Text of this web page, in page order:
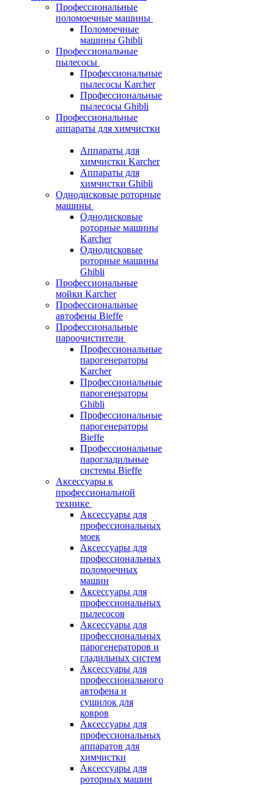
Профессиональные
поломоечные машины
Поломоечные
машины Ghibli
Профессиональные
пылесосы
Профессиональные
пылесосы Karcher
Профессиональные
пылесосы Ghibli
Профессиональные
аппараты для химчистки
Аппараты для
химчистки Karcher
Аппараты для
химчистки Ghibli
Однодисковые роторные
машины
Однодисковые
роторные машины
Karcher
Однодисковые
роторные машины
Ghibli
Профессиональные
мойки Karcher
Профессиональные
автофены Bieffe
Профессиональные
пароочистители
Профессиональные
парогенераторы
Karcher
Профессиональные
парогенераторы
Ghibli
Профессиональные
парогенераторы
Bieffe
Профессиональные
парогладильные
системы Bieffe
Аксессуары к
профессиональной
технике
Аксессуары для
профессиональных
моек
Аксессуары для
профессиональных
поломоечных
машин
Аксессуары для
профессиональных
пылесосов
Аксессуары для
профессиональных
парогенераторов и
гладильных систем
Аксессуары для
профессионального
автофена и
сушилок для
ковров
Аксессуары для
профессиональных
аппаратов для
химчистки
Аксессуары для
роторных машин